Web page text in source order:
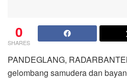
0
SHARES
PANDEGLANG,
gelombang samudera dan